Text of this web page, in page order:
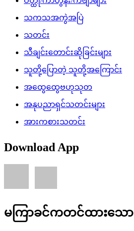
သကသအကွဲအပြဲ
သတင်း
သီချင်းတောင်းဆိုခြင်းများ
သူတို့ပြောတဲ့ သူတို့အကြောင်း
အထွေထွေဗဟုသုတ
အနုပညာရှင်သတင်းများ
အားကစားသတင်း
Download App
မကြာခင်ကတင်ထားသော